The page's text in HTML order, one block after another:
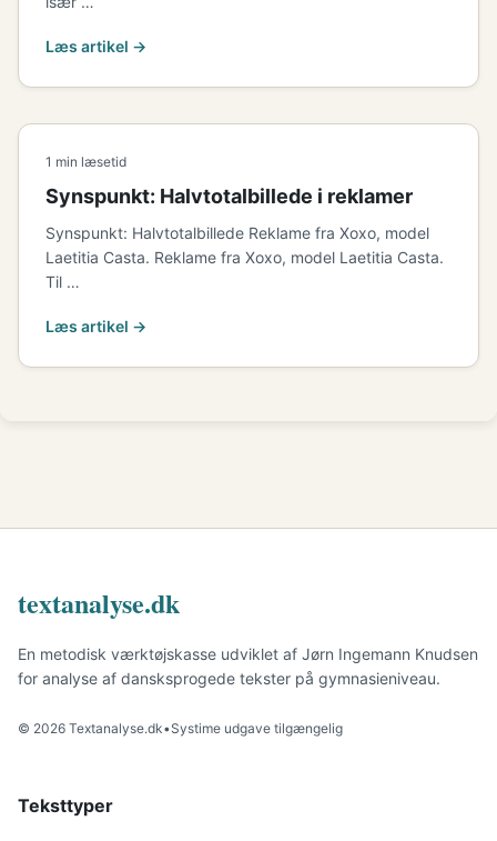
Læs artikel →
1 min læsetid
Synspunkt: Halvtotalbillede i reklamer
Synspunkt: Halvtotalbillede Reklame fra Xoxo, model
Laetitia Casta. Reklame fra Xoxo, model Laetitia Casta.
Til …
Læs artikel →
textanalyse.dk
En metodisk værktøjskasse udviklet af Jørn Ingemann Knudsen
for analyse af dansksprogede tekster på gymnasieniveau.
© 2026 Textanalyse.dk•Systime udgave tilgængelig
Teksttyper